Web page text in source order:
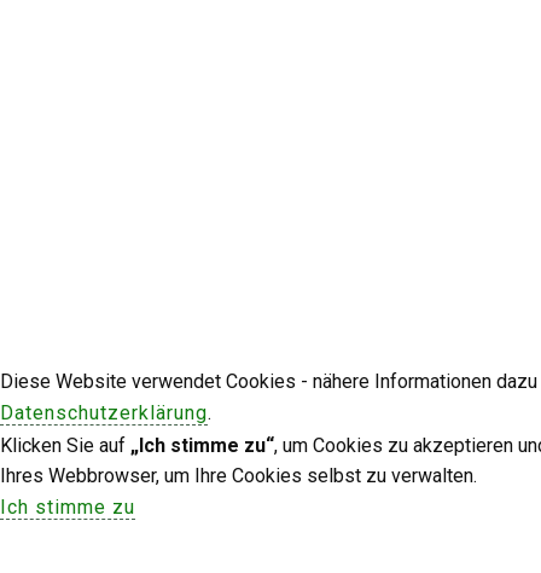
Diese Website verwendet Cookies - nähere Informationen
Datenschutzerklärung.
Klicken Sie auf „Ich stimme zu“, um Cookies zu akzeptieren
Ihres Webbrowser, um Ihre Cookies selbst zu verwalten.
Ich stimme zu